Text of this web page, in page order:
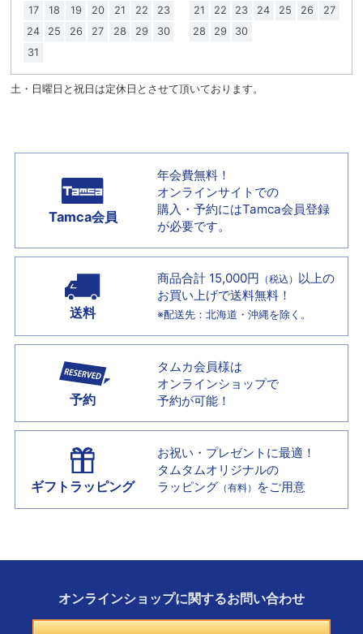
17
18 19 20 21 22
23
24
25 26 27 28 29
30
31
21
22 23 24 25 26
27
28
29 30
土・日曜日と祝日は定休日とさせて頂いております。
Tamca会員
年会費無料！
オンラインサイトでの
購入・予約にはTamca会員登録
が必要です。
送料
商品合計 15,000円 （税込） 以上の
お買い上げで送料無料！
※配送先：北海道・沖縄を除く。
予約
タムカ会員様は
オンラインショップで
予約が可能！
ギフトラッピング
お祝い・プレゼントに最適！
タムタムオリジナルの
ラッピング （有料） をご用意
オンラインショップに関するお問い合わせ